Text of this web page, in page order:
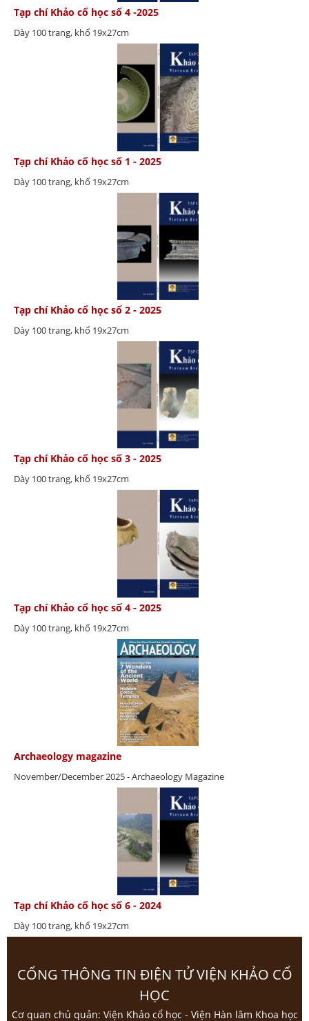
Tạp chí Khảo cổ học số 4 -2025
Dày 100 trang, khổ 19x27cm
Tạp chí Khảo cổ học số 1 - 2025
Dày 100 trang, khổ 19x27cm
Tạp chí Khảo cổ học số 2 - 2025
Dày 100 trang, khổ 19x27cm
Tạp chí Khảo cổ học số 3 - 2025
Dày 100 trang, khổ 19x27cm
Tạp chí Khảo cổ học số 4 - 2025
Dày 100 trang, khổ 19x27cm
Archaeology magazine
November/December 2025 - Archaeology Magazine
Tạp chí Khảo cổ học số 6 - 2024
Dày 100 trang, khổ 19x27cm
CỔNG THÔNG TIN ĐIỆN TỬ VIỆN KHẢO CỔ
HỌC
Cơ quan chủ quản: Viện Khảo cổ học - Viện Hàn lâm Khoa học